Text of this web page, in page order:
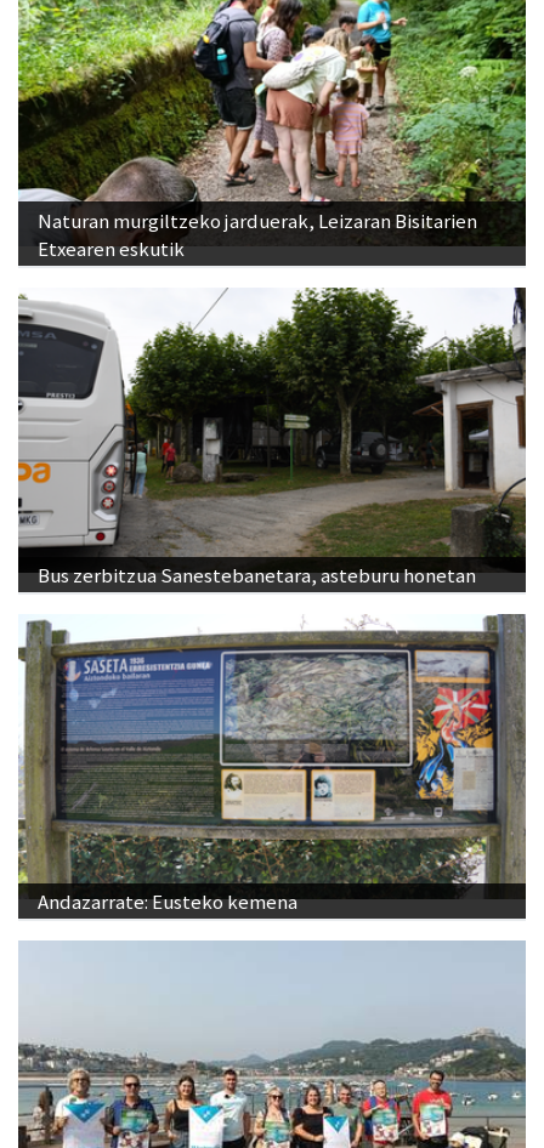
Naturan murgiltzeko jarduerak, Leizaran Bisitarien
Etxearen eskutik
Bus zerbitzua Sanestebanetara, asteburu honetan
Andazarrate: Eusteko kemena